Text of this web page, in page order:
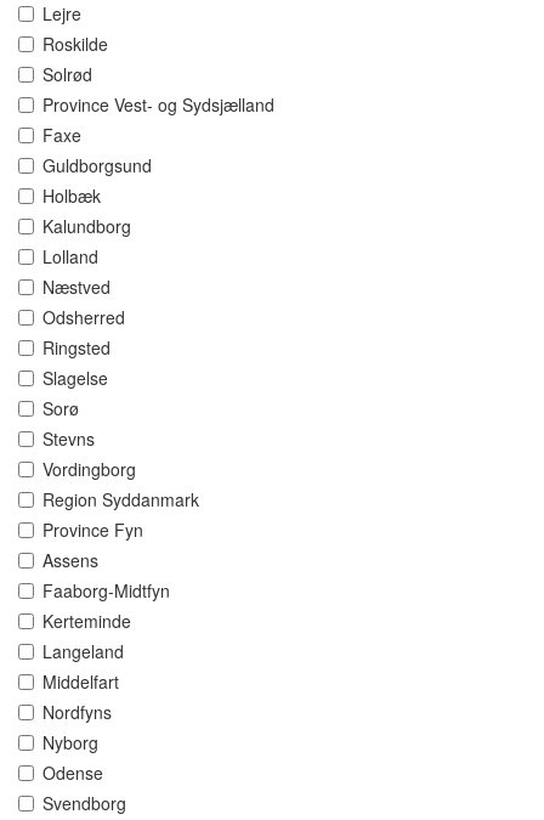
Lejre
Roskilde
Solrød
Province Vest- og Sydsjælland
Faxe
Guldborgsund
Holbæk
Kalundborg
Lolland
Næstved
Odsherred
Ringsted
Slagelse
Sorø
Stevns
Vordingborg
Region Syddanmark
Province Fyn
Assens
Faaborg-Midtfyn
Kerteminde
Langeland
Middelfart
Nordfyns
Nyborg
Odense
Svendborg